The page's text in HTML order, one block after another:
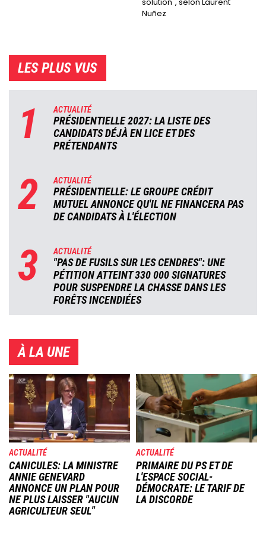
solution", selon Laurent
Nuñez
LES PLUS VUS
1 ACTUALITÉ
PRÉSIDENTIELLE 2027: LA LISTE DES
CANDIDATS DÉJÀ EN LICE ET DES
PRÉTENDANTS
2 ACTUALITÉ
PRÉSIDENTIELLE: LE GROUPE CRÉDIT
MUTUEL ANNONCE QU'IL NE FINANCERA PAS
DE CANDIDATS À L'ÉLECTION
3 ACTUALITÉ
"PAS DE FUSILS SUR LES CENDRES": UNE
PÉTITION ATTEINT 330 000 SIGNATURES
POUR SUSPENDRE LA CHASSE DANS LES
FORÊTS INCENDIÉES
À LA UNE
Image
ACTUALITÉ
CANICULES: LA MINISTRE
ANNIE GENEVARD
ANNONCE UN PLAN POUR
NE PLUS LAISSER "AUCUN
AGRICULTEUR SEUL"
Image
ACTUALITÉ
PRIMAIRE DU PS ET DE
L'ESPACE SOCIAL-
DÉMOCRATE: LE TARIF DE
LA DISCORDE